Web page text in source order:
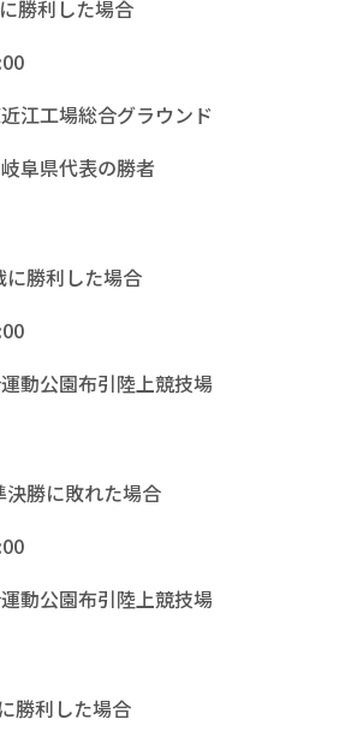
勝利した場合
江工場総合グラウンド
阜県代表の勝者
勝利した場合
動公園布引陸上競技場
勝に敗れた場合
動公園布引陸上競技場
利した場合